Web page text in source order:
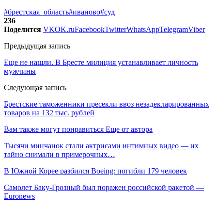
#брестская_область#иваново#суд
236
Поделится VKOK.ruFacebookTwitterWhatsAppTelegramViber
Предыдущая запись
Еще не нашли. В Бресте милиция устанавливает личность
мужчины
Следующая запись
Брестские таможенники пресекли ввоз незадекларированных
товаров на 132 тыс. рублей
Вам также могут понравиться Еще от автора
Тысячи минчанок стали актрисами интимных видео — их
тайно снимали в примерочных…
В Южной Корее разбился Boeing: погибли 179 человек
Самолет Баку-Грозный был поражен российской ракетой —
Euronews